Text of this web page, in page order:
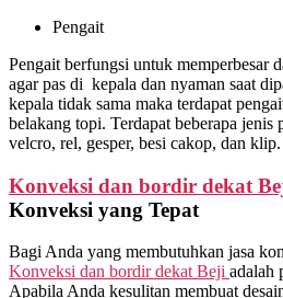
Pengait
Pengait berfungsi untuk memperbesar
agar pas di kepala dan nyaman saat
kepala tidak sama maka terdapat
belakang topi. Terdapat beberapa jenis
velcro, rel, gesper, besi cakop, dan klip.
Konveksi dan bordir dekat
Konveksi yang Tepat
Bagi Anda yang membutuhkan jasa
Konveksi dan bordir dekat Beji adalah
Apabila Anda kesulitan membuat